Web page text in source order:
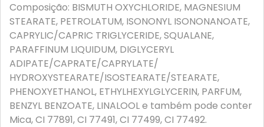
Composição: BISMUTH OXYCHLORIDE, MAGNESIUM
STEARATE, PETROLATUM, ISONONYL ISONONANOATE,
CAPRYLIC/CAPRIC TRIGLYCERIDE, SQUALANE,
PARAFFINUM LIQUIDUM, DIGLYCERYL
ADIPATE/CAPRATE/CAPRYLATE/
HYDROXYSTEARATE/ISOSTEARATE/STEARATE,
PHENOXYETHANOL, ETHYLHEXYLGLYCERIN, PARFUM,
BENZYL BENZOATE, LINALOOL e também pode conter
Mica, CI 77891, CI 77491, CI 77499, CI 77492.